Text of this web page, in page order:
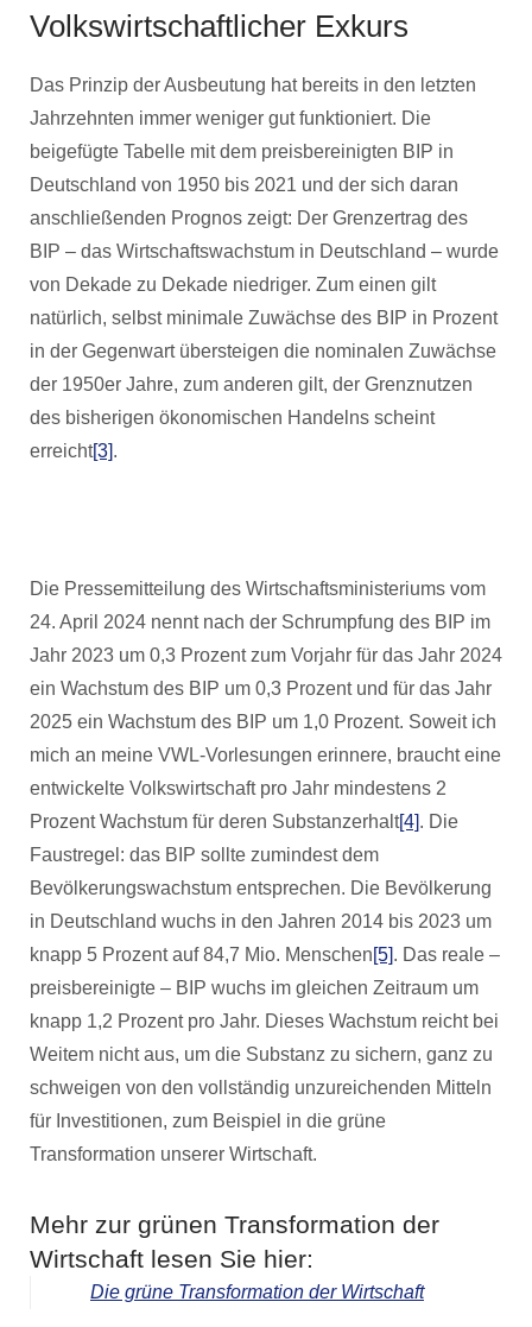
Volkswirtschaftlicher Exkurs
Das Prinzip der Ausbeutung hat bereits in den letzten
Jahrzehnten immer weniger gut funktioniert. Die
beigefügte Tabelle mit dem preisbereinigten BIP in
Deutschland von 1950 bis 2021 und der sich daran
anschließenden Prognos zeigt: Der Grenzertrag des
BIP – das Wirtschaftswachstum in Deutschland – wurde
von Dekade zu Dekade niedriger. Zum einen gilt
natürlich, selbst minimale Zuwächse des BIP in Prozent
in der Gegenwart übersteigen die nominalen Zuwächse
der 1950er Jahre, zum anderen gilt, der Grenznutzen
des bisherigen ökonomischen Handelns scheint
erreicht[3].
Die Pressemitteilung des Wirtschaftsministeriums vom
24. April 2024 nennt nach der Schrumpfung des BIP im
Jahr 2023 um 0,3 Prozent zum Vorjahr für das Jahr 2024
ein Wachstum des BIP um 0,3 Prozent und für das Jahr
2025 ein Wachstum des BIP um 1,0 Prozent. Soweit ich
mich an meine VWL-Vorlesungen erinnere, braucht eine
entwickelte Volkswirtschaft pro Jahr mindestens 2
Prozent Wachstum für deren Substanzerhalt[4]. Die
Faustregel: das BIP sollte zumindest dem
Bevölkerungswachstum entsprechen. Die Bevölkerung
in Deutschland wuchs in den Jahren 2014 bis 2023 um
knapp 5 Prozent auf 84,7 Mio. Menschen[5]. Das reale –
preisbereinigte – BIP wuchs im gleichen Zeitraum um
knapp 1,2 Prozent pro Jahr. Dieses Wachstum reicht bei
Weitem nicht aus, um die Substanz zu sichern, ganz zu
schweigen von den vollständig unzureichenden Mitteln
für Investitionen, zum Beispiel in die grüne
Transformation unserer Wirtschaft.
Mehr zur grünen Transformation der
Wirtschaft lesen Sie hier:
Die grüne Transformation der Wirtschaft